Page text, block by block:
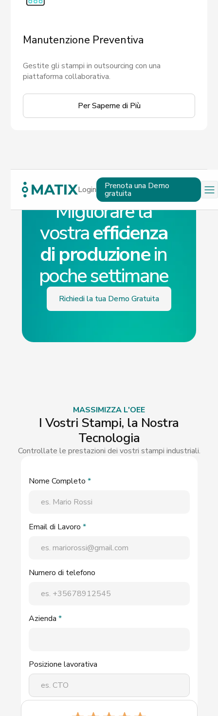
Manutenzione Preventiva
Gestite gli stampi in outsourcing con una
piattaforma collaborativa.
Per Saperne di Più
Login Prenota una Demo
gratuita
Migliorare la
vostraefficienza
di produzionein
poche settimane
Richiedi la tua Demo Gratuita
MASSIMIZZA L'OEE
I Vostri Stampi, la Nostra
Tecnologia
Controllate le prestazioni dei vostri stampi industriali.
Nome Completo *
Email di Lavoro *
Numero di telefono
Azienda *
Posizione lavorativa
Selezionate la soluzione di maggiore interesse: